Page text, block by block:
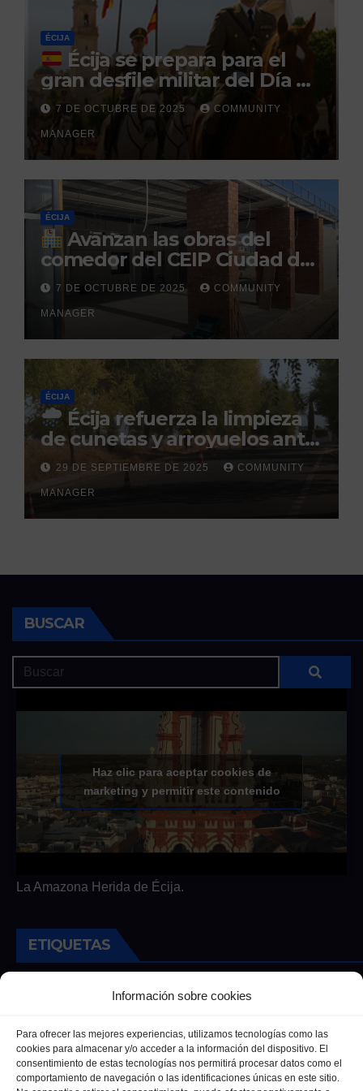
Información sobre cookies
Para ofrecer las mejores experiencias, utilizamos tecnologías como las
cookies para almacenar y/o acceder a la información del dispositivo. El
consentimiento de estas tecnologías nos permitirá procesar datos como el
comportamiento de navegación o las identificaciones únicas en este sitio.
penitenciario
ÉCIJA
Écija se prepara para el
gran desfile militar del Día de
la Hispanidad organizado por
el Centro Militar de Cría
Caballar
7 DE OCTUBRE DE 2025 COMMUNITY
MANAGER
ÉCIJA
Avanzan las obras del
comedor del CEIP Ciudad del
Sol: su finalización está
prevista para finales de 2025
7 DE OCTUBRE DE 2025 COMMUNITY
MANAGER
ÉCIJA
Écija refuerza la limpieza
de cunetas y arroyuelos ante
la llegada de las lluvias
otoñales
29 DE SEPTIEMBRE DE 2025 COMMUNITY
MANAGER
BUSCAR
Haz clic para aceptar cookies de
marketing y permitir este contenido
La Amazona Herida de Écija.
ETIQUETAS
Andalucía Cultura Deportes